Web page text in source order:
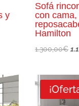
y
Sofá
con cama,
Hamilton
1.300,00€ El